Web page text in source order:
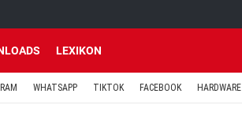
LEXIKON
WHATSAPP TIKTOK FACEBOOK HARDWARE